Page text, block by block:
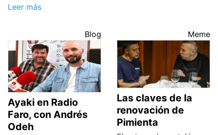
Leer más
Blog
Ayaki en Radio
Faro, con Andrés
Odeh
Meme
Las claves de la
renovación de
Pimienta